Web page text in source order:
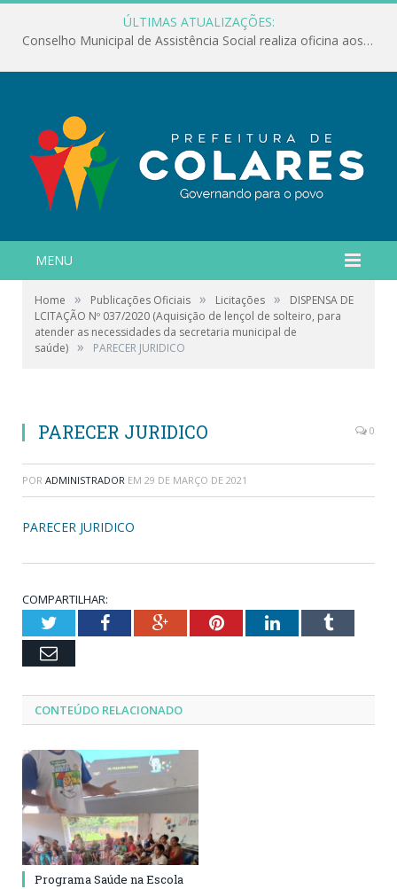
ÚLTIMAS ATUALIZAÇÕES:
Conselho Municipal de Assistência Social realiza oficina aos servidores
MENU
Home » Publicações Oficiais » Licitações »
DISPENSA DE
LCITAÇÃO Nº 037/2020 (Aquisição de lençol de solteiro, para
atender as necessidades da secretaria municipal de
saúde) » PARECER JURIDICO
PARECER JURIDICO 0
POR ADMINISTRADOR EM 29 DE MARÇO DE 2021
PARECER JURIDICO
COMPARTILHAR:
TwitterFacebookGoogle+PinterestLinkedInTumblr
Email
CONTEÚDO RELACIONADO
Programa Saúde na Escola